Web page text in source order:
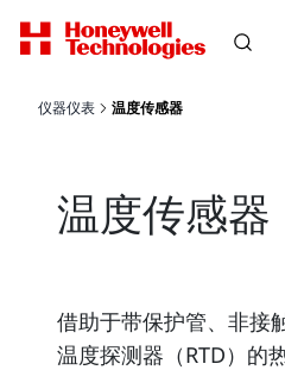
仪器仪表 温度传感器
温度传感器
借助于带保护管、非接
温度探测器（RTD）的